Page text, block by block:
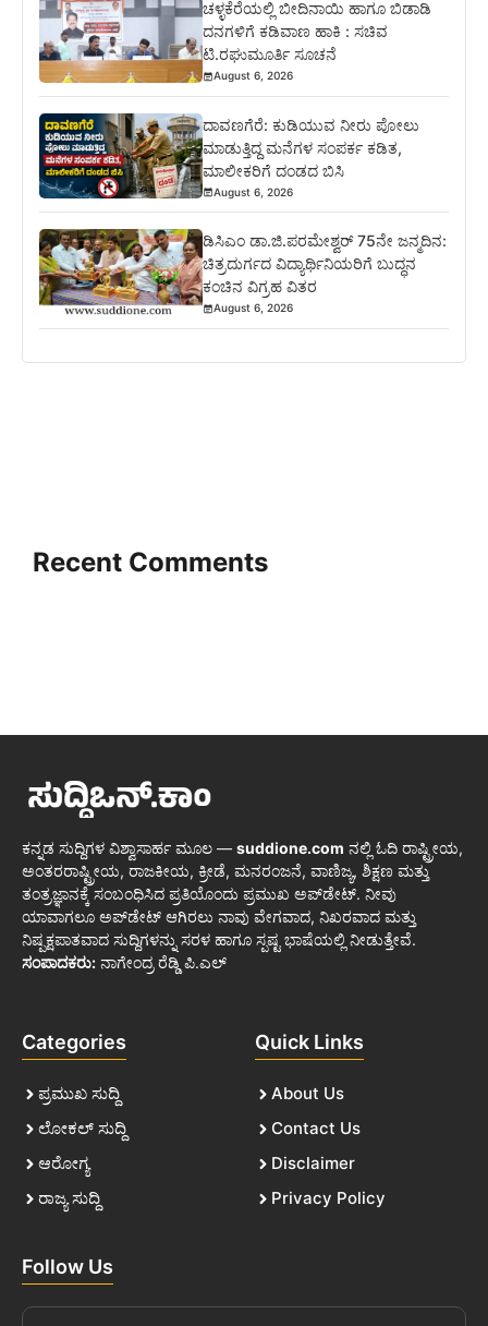
ಚಳ್ಳಕೆರೆಯಲ್ಲಿ ಬೀದಿನಾಯಿ ಹಾಗೂ ಬಿಡಾಡಿ
ದನಗಳಿಗೆ ಕಡಿವಾಣ ಹಾಕಿ : ಸಚಿವ
ಟಿ.ರಘುಮೂರ್ತಿ ಸೂಚನೆ
August 6, 2026
ದಾವಣಗೆರೆ: ಕುಡಿಯುವ ನೀರು ಪೋಲು
ಮಾಡುತ್ತಿದ್ದ ಮನೆಗಳ ಸಂಪರ್ಕ ಕಡಿತ,
ಮಾಲೀಕರಿಗೆ ದಂಡದ ಬಿಸಿ
August 6, 2026
ಡಿಸಿಎಂ ಡಾ.ಜಿ.ಪರಮೇಶ್ವರ್ 75ನೇ ಜನ್ಮದಿನ:
ಚಿತ್ರದುರ್ಗದ ವಿದ್ಯಾರ್ಥಿನಿಯರಿಗೆ ಬುದ್ಧನ
ಕಂಚಿನ ವಿಗ್ರಹ ವಿತರ
August 6, 2026
Recent Comments
ಕನ್ನಡ ಸುದ್ದಿಗಳ ವಿಶ್ವಾಸಾರ್ಹ ಮೂಲ — suddione.com ನಲ್ಲಿ ಓದಿ ರಾಷ್ಟ್ರೀಯ,
ಅಂತರರಾಷ್ಟ್ರೀಯ, ರಾಜಕೀಯ, ಕ್ರೀಡೆ, ಮನರಂಜನೆ, ವಾಣಿಜ್ಯ, ಶಿಕ್ಷಣ ಮತ್ತು
ತಂತ್ರಜ್ಞಾನಕ್ಕೆ ಸಂಬಂಧಿಸಿದ ಪ್ರತಿಯೊಂದು ಪ್ರಮುಖ ಅಪ್‌ಡೇಟ್. ನೀವು
ಯಾವಾಗಲೂ ಅಪ್‌ಡೇಟ್ ಆಗಿರಲು ನಾವು ವೇಗವಾದ, ನಿಖರವಾದ ಮತ್ತು
ನಿಷ್ಪಕ್ಷಪಾತವಾದ ಸುದ್ದಿಗಳನ್ನು ಸರಳ ಹಾಗೂ ಸ್ಪಷ್ಟ ಭಾಷೆಯಲ್ಲಿ ನೀಡುತ್ತೇವೆ.
ಸಂಪಾದಕರು: ನಾಗೇಂದ್ರ ರೆಡ್ಡಿ ಪಿ.ಎಲ್
Categories
ಪ್ರಮುಖ ಸುದ್ದಿ
ಲೋಕಲ್ ಸುದ್ದಿ
ಆರೋಗ್ಯ
ರಾಜ್ಯ ಸುದ್ದಿ
Quick Links
About Us
Contact Us
Disclaimer
Privacy Policy
Follow Us